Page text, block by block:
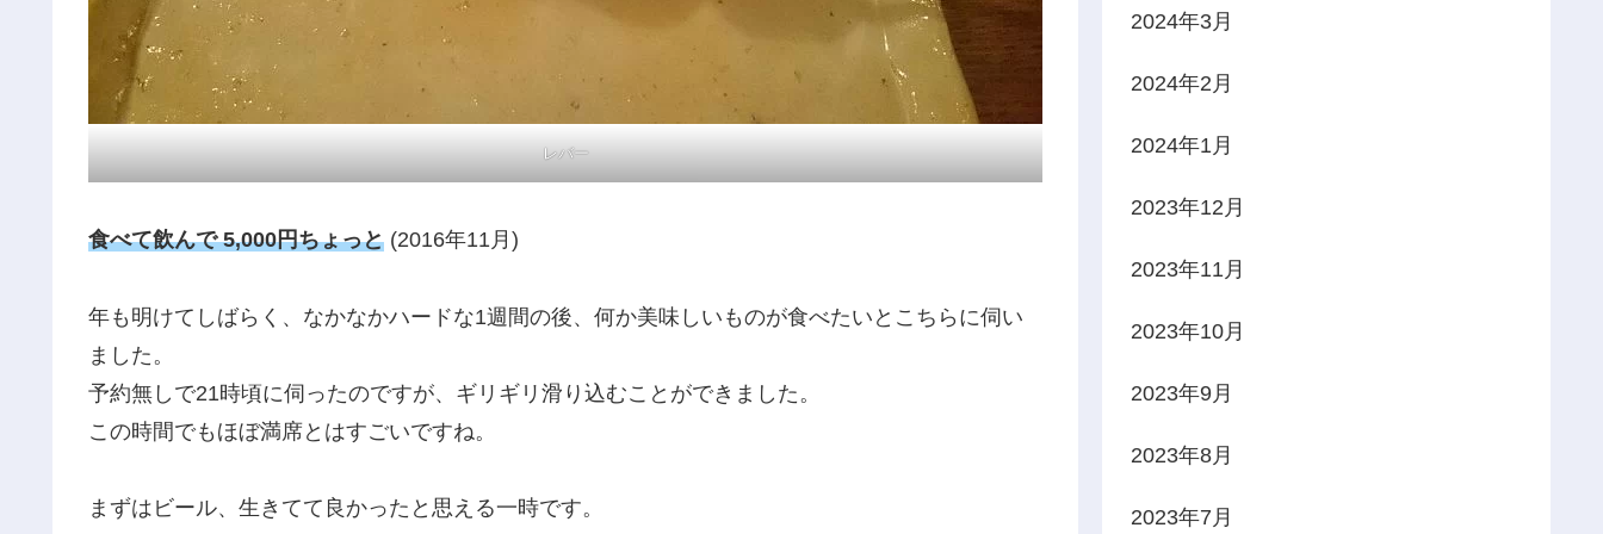
レバー
食べて飲んで 5,000円ちょっと (2016年11月)
年も明けてしばらく、なかなかハードな1週間の後、何か美味しいものが食べたいとこちらに伺い
ました。
予約無しで21時頃に伺ったのですが、ギリギリ滑り込むことができました。
この時間でもほぼ満席とはすごいですね。
まずはビール、生きてて良かったと思える一時です。
2024年3月
2024年2月
2024年1月
2023年12月
2023年11月
2023年10月
2023年9月
2023年8月
2023年7月